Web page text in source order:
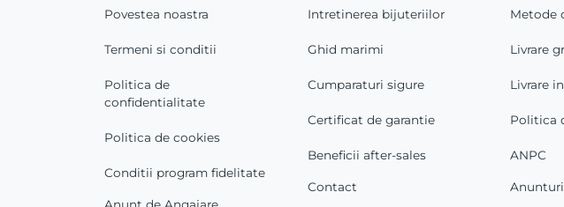
Povestea noastra
Termeni si conditii
Politica de
confidentialitate
Politica de cookies
Conditii program fidelitate
Intretinerea bijuteriilor
Ghid marimi
Cumparaturi sigure
Certificat de garantie
Beneficii after-sales
Contact
Metode
Livrare
Livrare
Politica
ANPC
Anunturi